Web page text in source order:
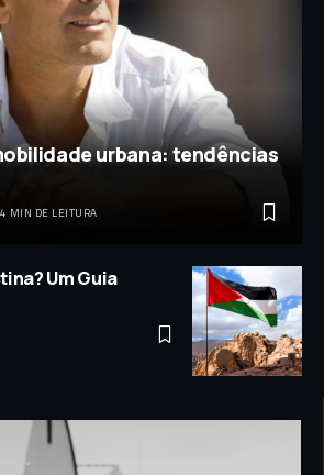
urbana: tendências
4 MIN DE LEITURA
Um Guia